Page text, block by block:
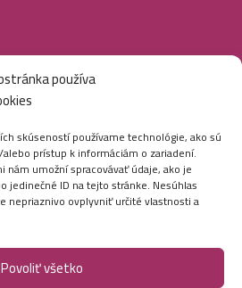
používa
skúseností používame technológie, ako sú
prístup k informáciám o zariadení.
umožní spracovávať údaje, ako je
jedinečné ID na tejto stránke. Nesúhlas
nepriaznivo ovplyvniť určité vlastnosti a
Povoliť všetko
práva vyhradené - 2026